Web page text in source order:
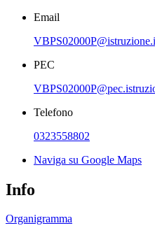
Email
PEC
Telefono
0323558802
Naviga su Google Maps
Info
Organigramma